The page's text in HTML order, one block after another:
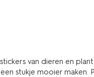
van dieren en
stukje mooier